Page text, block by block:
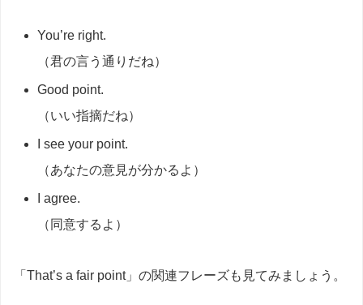
You’re right.
（君の言う通りだね）
Good point.
（いい指摘だね）
I see your point.
（あなたの意見が分かるよ）
I agree.
（同意するよ）
「That’s a fair point」の関連フレーズも見てみましょう。